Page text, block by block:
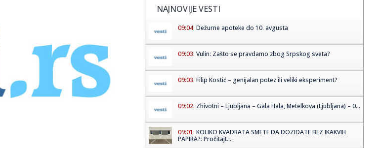
NAJNOVIJE VESTI
09:04: Dežurne apoteke do 10. avgusta
09:03: Vulin: Zašto se pravdamo zbog Srpskog sveta?
09:03: Filip Kostić – genijalan potez ili veliki eksperiment?
09:02: Zhivotni – Ljubljana – Gala Hala, Metelkova (Ljubljana) – 0...
09:01: KOLIKO KVADRATA SMETE DA DOZIDATE BEZ IKAKVIH
PAPIRA?: Pročitajt...